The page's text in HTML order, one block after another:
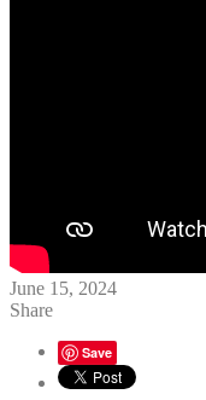
June 15, 2024
Share
Save